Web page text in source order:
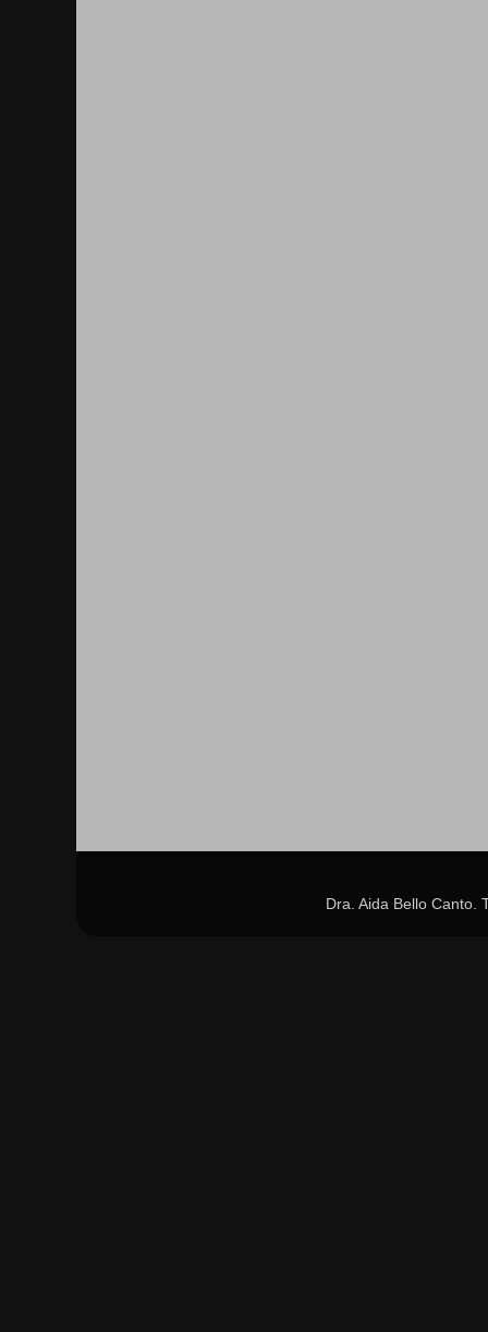
Dra. Aida Bello Canto.